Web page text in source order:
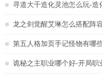
寻道大千造化灵池怎么玩-造
龙之剑觉醒艾琳怎么搭配阵
第五人格加页手记怪物有哪
诡秘之主职业哪个好-开局职